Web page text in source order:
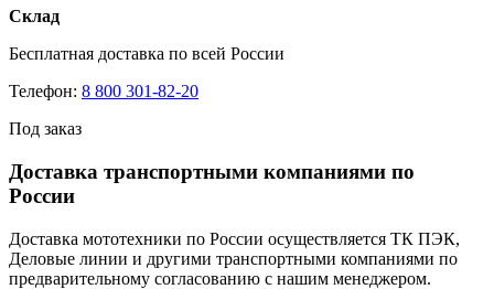
Склад
Бесплатная доставка по всей России
Телефон: 8 800 301-82-20
Под заказ
Доставка транспортными компаниями по
России
Доставка мототехники по России осуществляется ТК ПЭК,
Деловые линии и другими транспортными компаниями по
предварительному согласованию с нашим менеджером.